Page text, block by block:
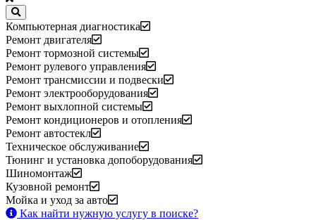
Компьютерная диагностика
Ремонт двигателя
Ремонт тормозной системы
Ремонт рулевого управления
Ремонт трансмиссии и подвески
Ремонт электрооборудования
Ремонт выхлопной системы
Ремонт кондиционеров и отопления
Ремонт автостекл
Техническое обслуживание
Тюнинг и установка допоборудования
Шиномонтаж
Кузовной ремонт
Мойка и уход за авто
Как найти нужную услугу в поиске?